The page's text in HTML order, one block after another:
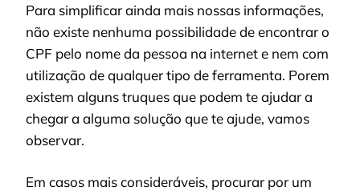
Para simplificar ainda mais nossas informações,
não existe nenhuma possibilidade de encontrar o
CPF pelo nome da pessoa na internet e nem com
utilização de qualquer tipo de ferramenta. Porem
existem alguns truques que podem te ajudar a
chegar a alguma solução que te ajude, vamos
observar.
Em casos mais consideráveis, procurar por um